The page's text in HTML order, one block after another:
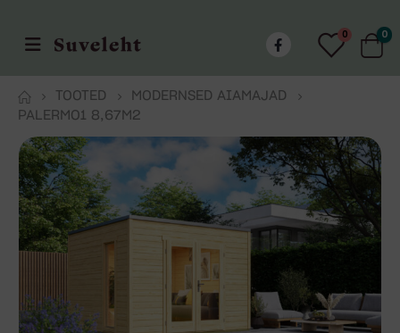
0 0
TOOTED
MODERNSED AIAMAJAD
PALERMO1 8,67M2